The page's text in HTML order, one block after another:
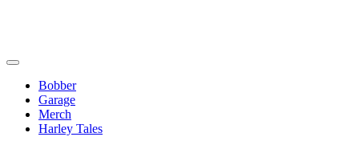
Bobber
Garage
Merch
Harley Tales